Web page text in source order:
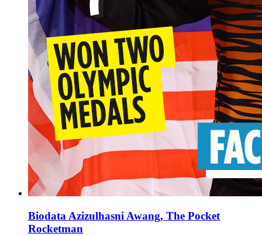
Biodata Azizulhasni Awang, The Pocket
Rocketman